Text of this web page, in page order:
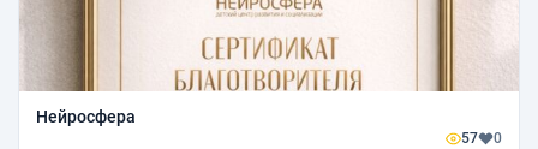
Нейросфера
57 0